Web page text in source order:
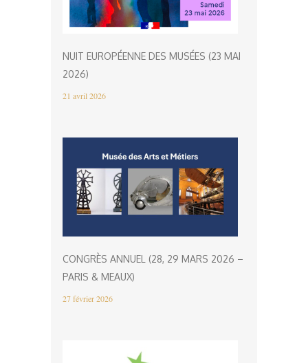
NUIT EUROPÉENNE DES MUSÉES (23 MAI
2026)
21 avril 2026
CONGRÈS ANNUEL (28, 29 MARS 2026 –
PARIS & MEAUX)
27 février 2026